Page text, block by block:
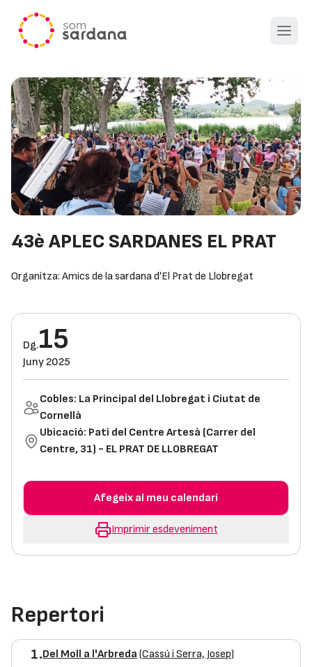
Open
43è APLEC SARDANES EL PRAT
Organitza: Amics de la sardana d'El Prat de Llobregat
Dg.15
Juny 2025
Cobles: La Principal del Llobregat i Ciutat de
Cornellà
Ubicació: Pati del Centre Artesà (Carrer del
Centre, 31) - EL PRAT DE LLOBREGAT
Afegeix al meu calendari
Imprimir esdeveniment
Repertori
1.Del Moll a l'Arbreda (Cassú i Serra, Josep)